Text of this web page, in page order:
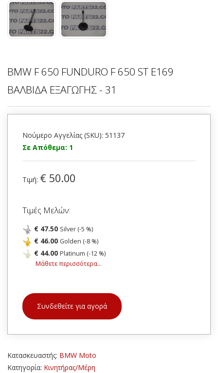
BMW F 650 FUNDURO F 650 ST E169
ΒΑΛΒΙΔΑ ΕΞΑΓΩΓΗΣ - 31
Νούμερο Αγγελίας (SKU): 51137
Σε Απόθεμα: 1
Τιμή: € 50.00
Τιμές Μελών:
€ 47.50 Silver (-5 %)
€ 46.00 Golden (-8 %)
€ 44.00 Platinum (-12 %)
Μάθετε περισσότερα...
Συνδεθείτε για αγορά
Κατασκευαστής: BMW Moto
Κατηγορία: Κινητήρας/Μέρη